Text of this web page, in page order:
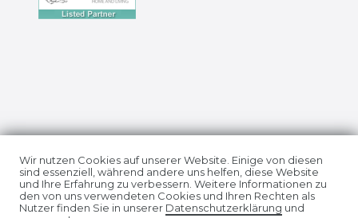
Impressum Daten­schutz­erklärung
Wir nutzen Cookies auf unserer Website. Einige von diesen
sind essenziell, während andere uns helfen, diese Website
und Ihre Erfahrung zu verbessern. Weitere Informationen zu
den von uns verwendeten Cookies und Ihren Rechten als
Nutzer finden Sie in unserer Daten­schutz­erklärung und